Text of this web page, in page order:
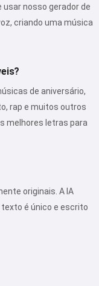
usar nosso gerador de
criando uma música
de aniversário,
rap e muitos outros
melhores letras para
originais. A IA
é único e escrito